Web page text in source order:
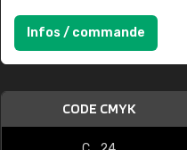
Infos / commande
CODE CMYK